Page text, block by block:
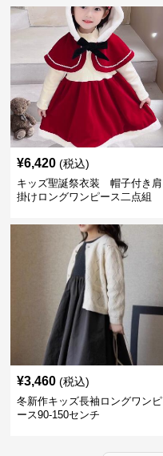
¥6,420 (税込)
キッズ聖誕祭衣装 帽子付き肩
掛けロングワンピース二点組
¥3,460 (税込)
冬新作キッズ長袖ロングワンピ
ース90-150センチ